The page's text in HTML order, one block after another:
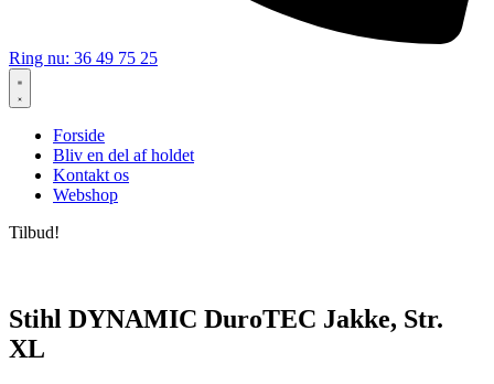
Ring nu: 36 49 75 25
Forside
Bliv en del af holdet
Kontakt os
Webshop
Tilbud!
Stihl DYNAMIC DuroTEC Jakke, Str.
XL